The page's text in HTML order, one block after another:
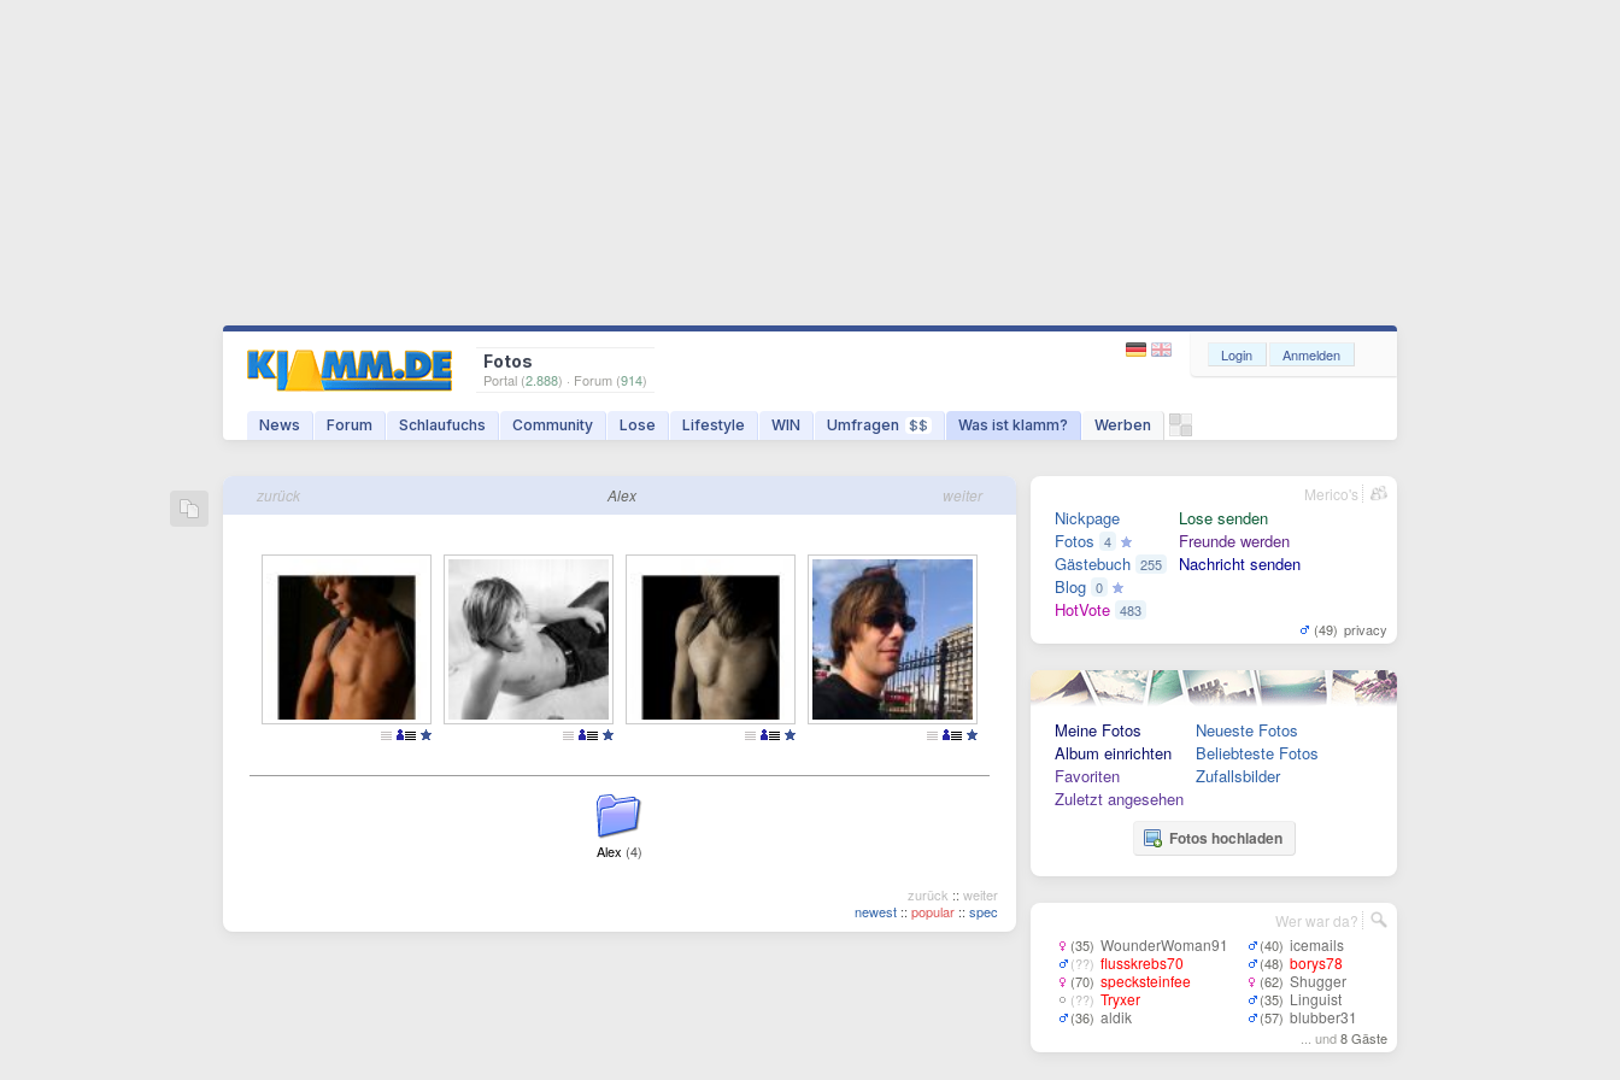
Fotos
Portal (2.888) · Forum (914)
News Forum Schlaufuchs Community Lose Lifestyle WIN Umfragen $$ Was ist klamm? Werben
Login Anmelden
zurück weiter
Alex
Alex (4)
zurück :: weiter
newest :: popular :: spec
Nickpage
Fotos 4
Gästebuch 255
Blog 0
HotVote 483
Lose senden
Freunde werden
Nachricht senden
(49) privacy
Merico's
Meine Fotos
Album einrichten
Favoriten
Zuletzt angesehen
Neueste Fotos
Beliebteste Fotos
Zufallsbilder
Fotos hochladen
(35) WounderWoman91
(??) flusskrebs70
(70) specksteinfee
(??) Tryxer
(36) aldik
(40) icemails
(48) borys78
(62) Shugger
(35) Linguist
(57) blubber31
... und8 Gäste
Wer war da?